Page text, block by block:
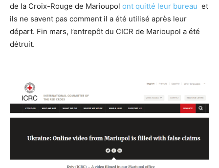
de la Croix-Rouge de Marioupol ont quitté leur bureau et
ils ne savent pas comment il a été utilisé après leur
départ. Fin mars, l’entrepôt du CICR de Marioupol a été
détruit.